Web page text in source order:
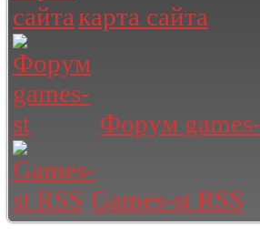
карта сайта
Форум
Games-st RSS